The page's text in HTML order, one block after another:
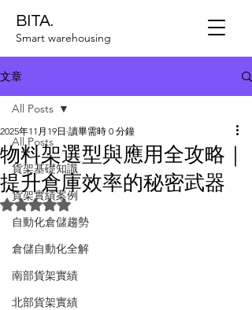
BITA.
Smart warehousing
文章
All Posts
貨架基礎知識
貨架實績案例
自動化倉儲趨勢
倉儲自動化全解
南部貨架實績
北部貨架實績
All Posts
物料架選型與應用全攻略｜
提升倉庫效率的秘密武器
2025年11月19日 讀畢需時 0 分鐘
評等為 NaN（最高為 5 顆星）。